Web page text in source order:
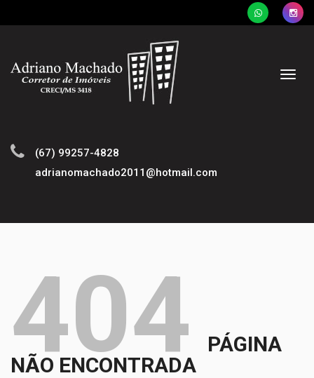
(67) 99257-4828
adrianomachado2011@hotmail.com
404
PÁGINA
NÃO ENCONTRADA